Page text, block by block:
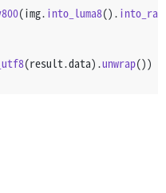
(img. into_luma8(). into_raw
(result.data).unwrap())